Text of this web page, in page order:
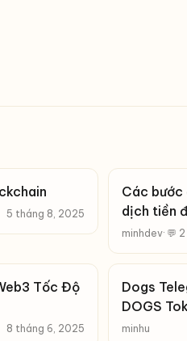
5 tháng 8, 2025
Các bước
dịch tiền
minhdev· 💬 2
Tốc Độ
8 tháng 6, 2025
Dogs
DOGS
minhu